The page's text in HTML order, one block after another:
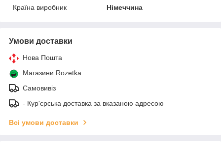
Країна виробник
Німеччина
Умови доставки
Нова Пошта
Магазини Rozetka
Самовивіз
- Кур'єрська доставка за вказаною адресою
Всі умови доставки